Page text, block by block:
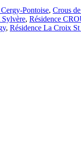
Pontoise, Crous
, Résidence
, Résidence La Croix